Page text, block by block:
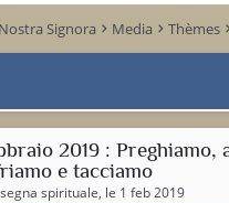
Signora keyboard_arrow_right Media keyboard_arrow_right Thèmes
2019 : Preghiamo,
e tacciamo
spirituale, le 1 feb 2019